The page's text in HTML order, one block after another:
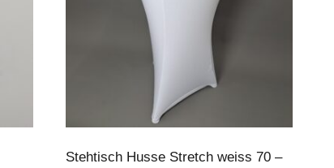
Stehtisch Husse Stretch weiss 70 –